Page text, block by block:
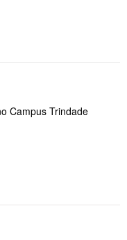
Campus Trindade